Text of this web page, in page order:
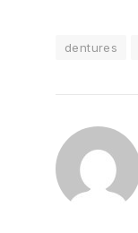
dentures